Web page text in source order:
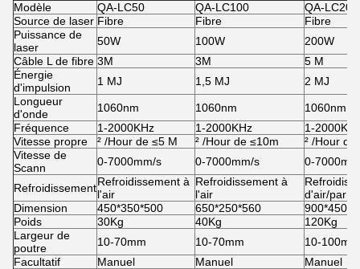
Modèle QA-LC50 QA-LC100
QA-LC200
Source de laser Fibre Fibre
Fibre
Puissance de
laser
50W 100W
200W
Câble L de fibre 3M 3M
5 M
Énergie
d'impulsion
1 MJ 1,5 MJ
2 MJ
Longueur
d'onde
1060nm 1060nm
1060nm
Fréquence
1-2000KHz 1-2000KHz
1-
Vitesse propre
² /Hour de ≤5 M ² /Hour de ≤10m
² /Hour de
Vitesse de
Scann
0-7000mm/s 0-7000mm/s 0-
RefroidissementRefroidissement à
l'air
Refroidissement à
l'air
d'air/par
Dimension
450*350*500 650*250*560
Poids
30Kg 40Kg
120Kg
Largeur de
poutre
10-70mm 10-70mm
10-100mm
Facultatif
Manuel Manuel
Manuel